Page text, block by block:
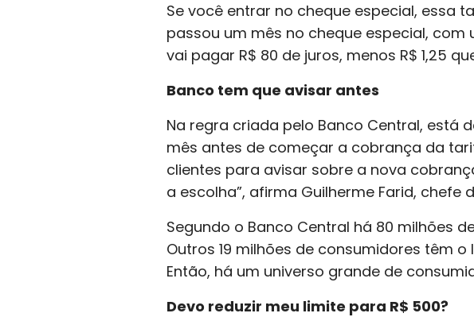
Se você entrar no cheque especial, essa
passou um mês no cheque especial, com
vai pagar R$ 80 de juros, menos R$ 1,25
Banco tem que avisar antes
Na regra criada pelo Banco Central, está
mês antes de começar a cobrança da
clientes para avisar sobre a nova
a escolha”, afirma Guilherme Farid, chefe
Segundo o Banco Central há 80 milhões
Outros 19 milhões de consumidores têm
Então, há um universo grande de
Devo reduzir meu limite para R$ 500?